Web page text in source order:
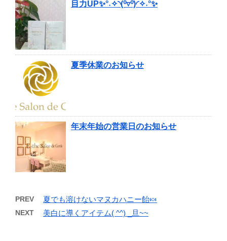
目力UP✨°˖✧◝(⁰▿⁰)◜✧˖°✨
夏季休業のお知らせ
年末年始の営業日のお知らせ
PREV 夏でも溶けないマヌカハニー飴🍬
NEXT 美白に導くアイテム( ^^) _旦~~